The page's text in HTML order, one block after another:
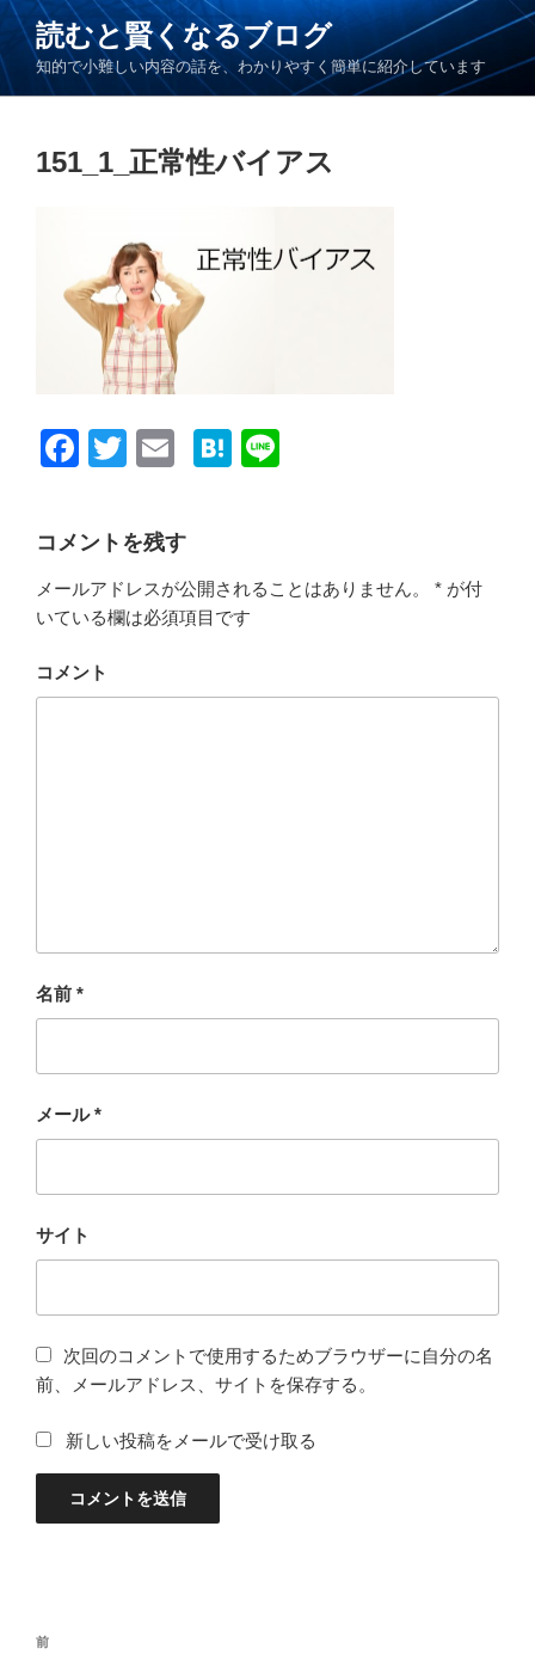
コ
テ
ン
読むと賢くなるブログ
知的で小難しい内容の話を、わかりやすく簡単に紹介しています
151_1_正常性バイアス
F
c
e
b
o
o
T
tt
er
ail
H
a
コメントを残す
メールアドレスが公開されることはありません。 * が付
いている欄は必須項目です
コメント
名前 *
メール*
サイト
次回のコメントで使用するためブラウザーに自分の名
前、メールアドレス、サイトを保存する。
新しい投稿をメールで受け取る
投
過
前